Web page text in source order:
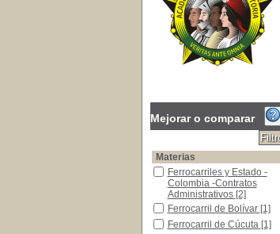
Mejorar o comparar
Materias
Ferrocarriles y Estado -
Ferrocarriles y Estado -
Colombia -Contratos
Administrativos [2]
Ferrocarril de Bolívar
Ferrocarril de Bolívar [1]
Ferrocarril de Cúcuta
Ferrocarril de Cúcuta [1]